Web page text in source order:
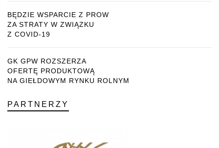
BĘDZIE WSPARCIE Z PROW
ZA STRATY W ZWIĄZKU
Z COVID-19
GK GPW ROZSZERZA
OFERTĘ PRODUKTOWĄ
NA GIEŁDOWYM RYNKU ROLNYM
PARTNERZY